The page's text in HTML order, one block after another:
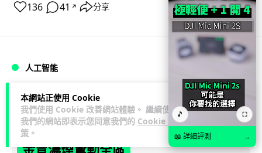
本網站正使用 Cookie
我們使用 Cookie 改善網站體驗。 繼續使用
我們的網站即表示您同意我們的 Cookie 政
策 。
136 41 ↗ 分享
人工智能
Lawton 2 日
中國湖北男自學 AI 「煉金術」 屋內煉
金冒濃煙驚動全區
🎵 ⛶
📖 詳細評測 →